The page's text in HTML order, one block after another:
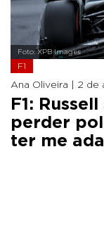
Foto: XPB Images
F1
Ana Oliveira | 2 de
F1:
perder
ter me